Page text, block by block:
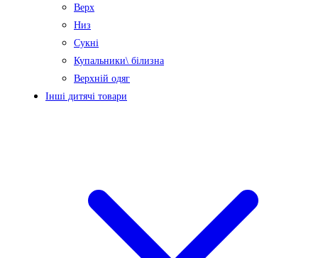
Верх
Низ
Сукні
Купальники\ білизна
Верхній одяг
Інші дитячі товари